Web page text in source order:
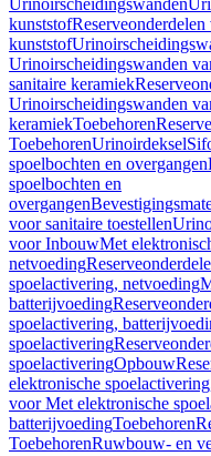
Urinoirscheidingswanden
kunststof
kunststof
Urinoirscheidingswanden
sanitaire keramiek
Urinoirscheidingswanden
keramiekToebehoren
ToebehorenUrinoirdeksel
spoelbochten en overgangen
spoelbochten en
overgangen
voor sanitaire toestellen
voor InbouwMet
netvoeding
spoelactivering, netvoeding
batterijvoeding
spoelactivering,
spoelactivering
spoelactiveringOpbouw
elektronische
voor Met elektronische
batterijvoedingToebehoren
ToebehorenRuwbouw- en